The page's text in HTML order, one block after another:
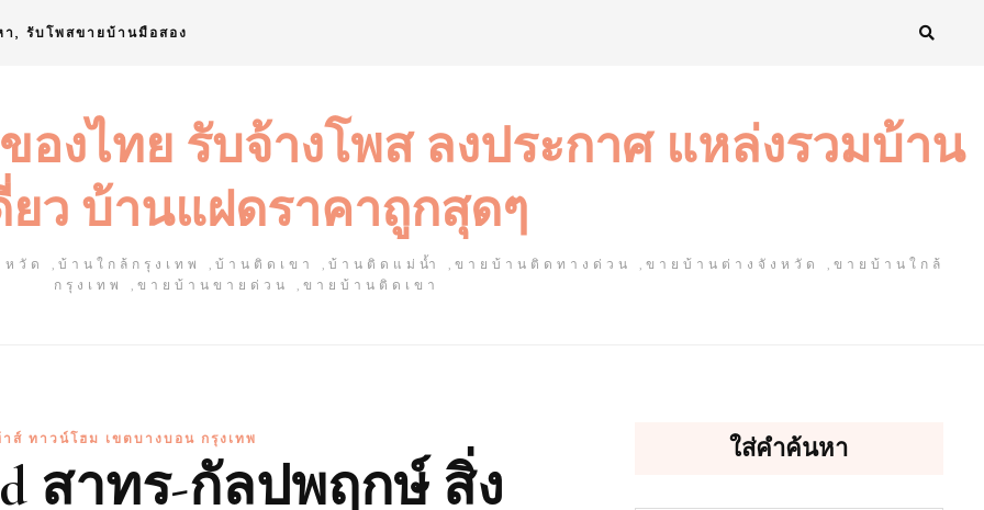
, รับโพสขายบ้านมือสอง
งไทย รับจ้างโพส ลงประกาศ แหล่งรวมบ้าน
ยว บ้านแฝดราคาถูกสุดๆ
วัด ,บ้านใกล้กรุงเทพ ,บ้านติดเขา ,บ้านติดแม่น้ำ ,ขายบ้านติดทางด่วน ,ขายบ้านต่างจังหวัด ,ขายบ้านใกล้
กรุงเทพ ,ขายบ้านขายด่วน ,ขายบ้านติดเขา
ส์ ทาวน์โฮม เขตบางบอน กรุงเทพ
สาทร-กัลปพฤกษ์ สิ่ง
ใส่คำค้นหา